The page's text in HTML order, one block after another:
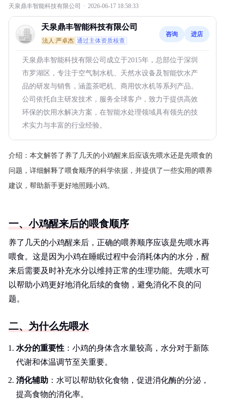
天泉鼎丰智能科技有限公司 · 2026-06-17 18:58:33
天泉鼎丰智能科技有限公司
法人:严卓杰 通过主体资质核查
咨询 进店
天泉鼎丰智能科技有限公司成立于2015年，总部位于深圳
市罗湖区，专注于空气制水机、天然水设备及智能饮水产
品的研发与销售，涵盖茶吧机、商用饮水机等系列产品。
公司依托自主研发技术，服务全球客户，致力于提供高效
环保的饮用水解决方案，在智能水处理领域具有领先的技
术实力与丰富的行业经验。
介绍： 本文解答了养了几天的小鸡醒来后应该先喂水还是先喂食的
问题，详细解释了喂食顺序的科学依据，并提供了一些实用的喂养
建议，帮助新手更好地照顾小鸡。
一、小鸡醒来后的喂食顺序
养了几天的小鸡醒来后，正确的喂养顺序应该是先喂水再
喂食。这是因为小鸡在睡眠过程中会消耗体内的水分，醒
来后需要及时补充水分以维持正常的生理功能。先喂水可
以帮助小鸡更好地消化后续的食物，避免消化不良的问
题。
二、为什么先喂水
水分的重要性 ：小鸡的身体含水量较高，水分对于新陈
代谢和体温调节至关重要。
消化辅助 ：水可以帮助软化食物，促进消化酶的分泌，
提高食物的消化率。